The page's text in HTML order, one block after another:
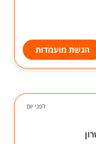
הגשת מועמדות
לפני יום